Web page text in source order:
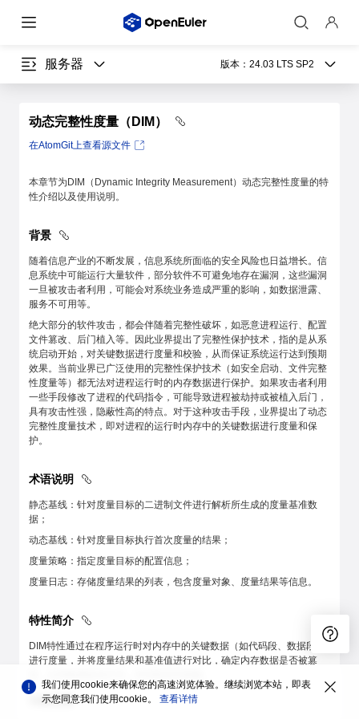
服务器 版本： 24.03 LTS SP2
动态完整性度量（DIM）
在AtomGit上查看源文件
本章节为DIM（Dynamic Integrity Measurement）动态完整性度量的特
性介绍以及使用说明。
背景
随着信息产业的不断发展，信息系统所面临的安全风险也日益增长。信
息系统中可能运行大量软件，部分软件不可避免地存在漏洞，这些漏洞
一旦被攻击者利用，可能会对系统业务造成严重的影响，如数据泄露、
服务不可用等。
绝大部分的软件攻击，都会伴随着完整性破坏，如恶意进程运行、配置
文件篡改、后门植入等。因此业界提出了完整性保护技术，指的是从系
统启动开始，对关键数据进行度量和校验，从而保证系统运行达到预期
效果。当前业界已广泛使用的完整性保护技术（如安全启动、文件完整
性度量等）都无法对进程运行时的内存数据进行保护。如果攻击者利用
一些手段修改了进程的代码指令，可能导致进程被劫持或被植入后门，
具有攻击性强，隐蔽性高的特点。对于这种攻击手段，业界提出了动态
完整性度量技术，即对进程的运行时内存中的关键数据进行度量和保
护。
术语说明
静态基线：针对度量目标的二进制文件进行解析所生成的度量基准数
据；
动态基线：针对度量目标执行首次度量的结果；
度量策略：指定度量目标的配置信息；
度量日志：存储度量结果的列表，包含度量对象、度量结果等信息。
特性简介
DIM特性通过在程序运行时对内存中的关键数据（如代码段、数据段）
进行度量，并将度量结果和基准值进行对比，确定内存数据是否被篡
功能范围
我们使用cookie来确保您的高速浏览体验。继续浏览本站，即表
示您同意我们使用cookie。 查看详情